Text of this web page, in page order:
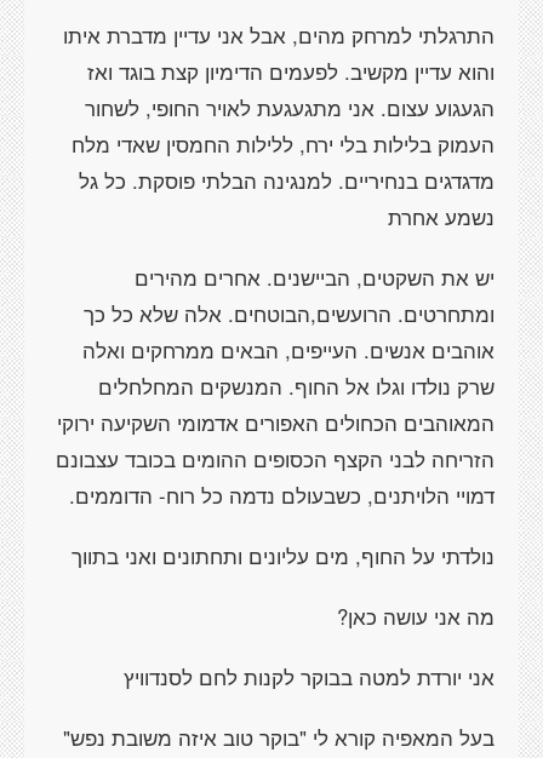
התרגלתי למרחק מהים, אבל אני עדיין מדברת איתו
והוא עדיין מקשיב. לפעמים הדימיון קצת בוגד ואז
הגעגוע עצום. אני מתגעגעת לאויר החופי, לשחור
העמוק בלילות בלי ירח, ללילות החמסין שאדי מלח
מדגדגים בנחיריים. למנגינה הבלתי פוסקת. כל גל
נשמע אחרת
יש את השקטים, הביישנים. אחרים מהירים
ומתחרטים. הרועשים,הבוטחים. אלה שלא כל כך
אוהבים אנשים. העייפים, הבאים ממרחקים ואלה
שרק נולדו וגלו אל החוף. המנשקים המחלחלים
המאוהבים הכחולים האפורים אדמומי השקיעה ירוקי
הזריחה לבני הקצף הכסופים ההומים בכובד עצבונם
דמויי הלויתנים, כשבעולם נדמה כל רוח- הדוממים.
נולדתי על החוף, מים עליונים ותחתונים ואני בתווך
מה אני עושה כאן?
אני יורדת למטה בבוקר לקנות לחם לסנדוויץ
בעל המאפיה קורא לי "בוקר טוב איזה משובת נפש"